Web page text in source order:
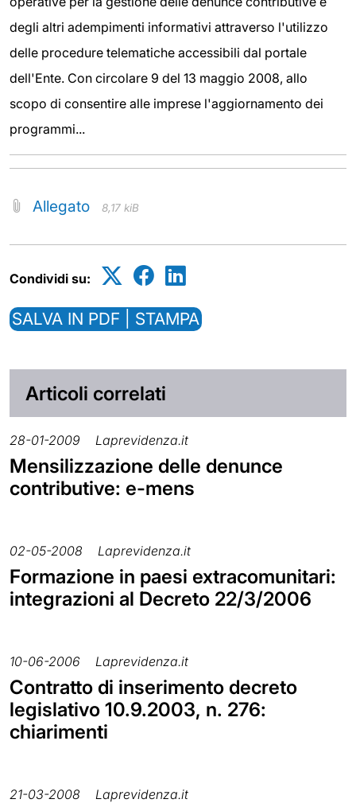
degli altri adempimenti informativi attraverso l'utilizzo
delle procedure telematiche accessibili dal portale
dell'Ente. Con circolare 9 del 13 maggio 2008, allo
scopo di consentire alle imprese l'aggiornamento dei
programmi...
Allegato 8,17 kiB
Condividi su:
SALVA IN PDF | STAMPA
Articoli correlati
28-01-2009 Laprevidenza.it
Mensilizzazione delle denunce
contributive: e-mens
02-05-2008 Laprevidenza.it
Formazione in paesi extracomunitari:
integrazioni al Decreto 22/3/2006
10-06-2006 Laprevidenza.it
Contratto di inserimento decreto
legislativo 10.9.2003, n. 276:
chiarimenti
21-03-2008 Laprevidenza.it